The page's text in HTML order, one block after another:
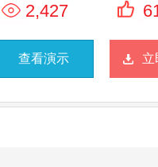
2,427
查看演示 立